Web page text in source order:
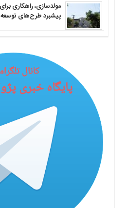
مولدسازی، راهکاری
پیشبرد طرح‌های توسعه